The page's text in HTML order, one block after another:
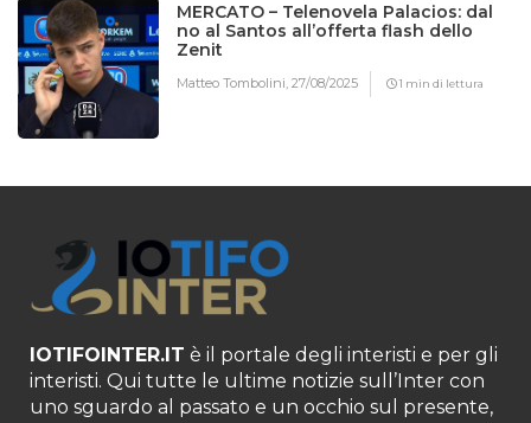
MERCATO – Telenovela Palacios: dal
no al Santos all’offerta flash dello
Zenit
Matteo Tombolini,27/08/2025 1 min di lettura
IOTIFOINTER.IT è il portale degli interisti e per gli
interisti. Qui tutte le ultime notizie sull’Inter con
uno sguardo al passato e un occhio sul presente,